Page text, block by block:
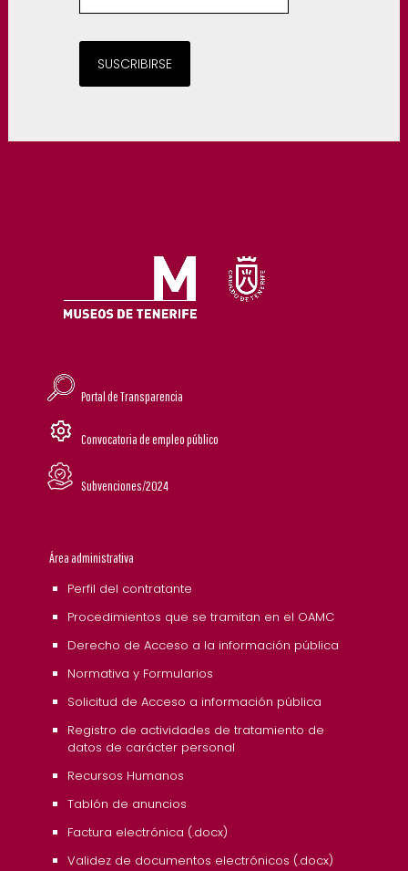
SUSCRIBIRSE
Portal de Transparencia
Convocatoria de empleo público
Subvenciones/2024
Área administrativa
Perfil del contratante
Procedimientos que se tramitan en el OAMC
Derecho de Acceso a la información pública
Normativa y Formularios
Solicitud de Acceso a información pública
Registro de actividades de tratamiento de
datos de carácter personal
Recursos Humanos
Tablón de anuncios
Factura electrónica (.docx)
Validez de documentos electrónicos (.docx)